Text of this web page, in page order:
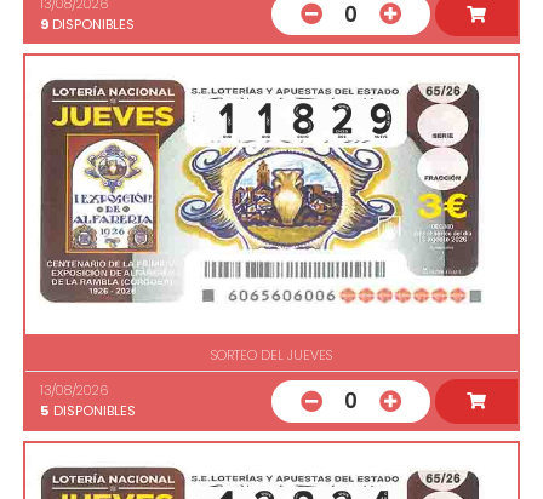
9 DISPONIBLES 0
SORTEO DEL JUEVES
13/08/2026
5 DISPONIBLES 0